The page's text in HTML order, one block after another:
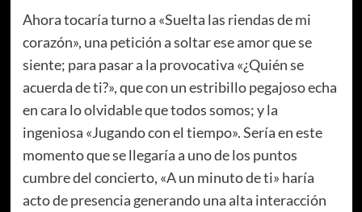
Ahora tocaría turno a «Suelta las riendas de mi
corazón», una petición a soltar ese amor que se
siente; para pasar a la provocativa «¿Quién se
acuerda de ti?», que con un estribillo pegajoso echa
en cara lo olvidable que todos somos; y la
ingeniosa «Jugando con el tiempo». Sería en este
momento que se llegaría a uno de los puntos
cumbre del concierto, «A un minuto de ti» haría
acto de presencia generando una alta interacción